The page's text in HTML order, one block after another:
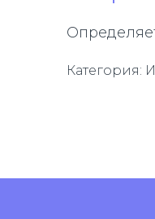
Категория: